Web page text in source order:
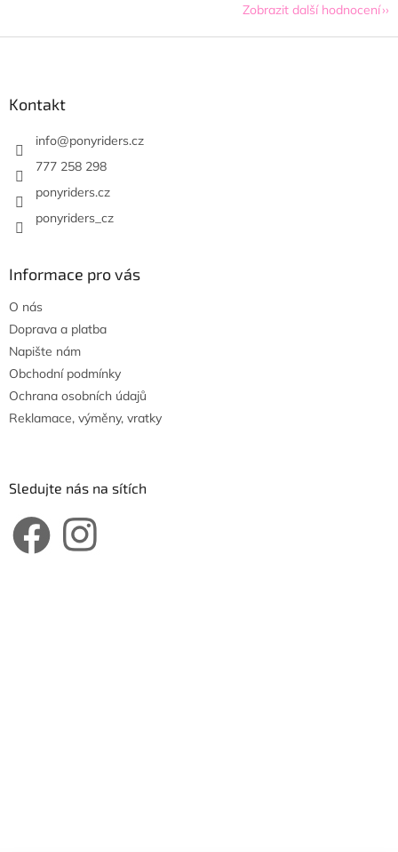
Zobrazit další hodnocení
Kontakt
info@ponyriders.cz
777 258 298
ponyriders.cz
ponyriders_cz
Informace pro vás
O nás
Doprava a platba
Napište nám
Obchodní podmínky
Ochrana osobních údajů
Reklamace, výměny, vratky
Sledujte nás na sítích